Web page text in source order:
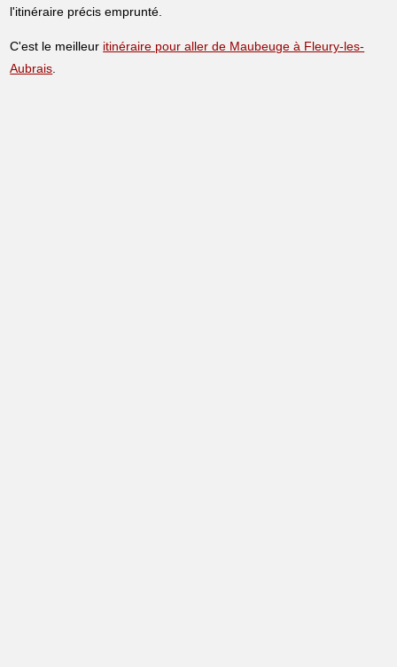
l'itinéraire précis emprunté.
C'est le meilleur itinéraire pour aller de Maubeuge à Fleury-les-
Aubrais.